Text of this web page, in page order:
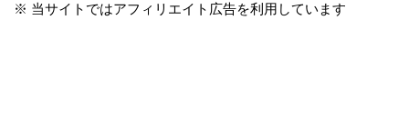
※ 当サイトではアフィリエイト広告を利用しています